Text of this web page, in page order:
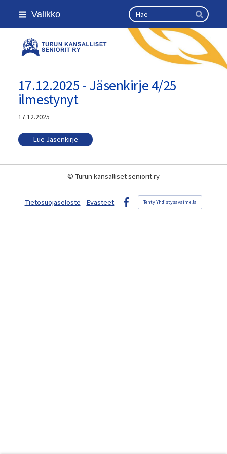
Siirry
sivun
Valikko Haku
Hae
Turun kansalliset seniorit ry
17.12.2025 - Jäsenkirje 4/25
ilmestynyt
17.12.2025
Lue Jäsenkirje
© Turun kansalliset seniorit ry
Tietosuojaseloste
Evästeet
Facebook
Tehty Yhdistysavaimella